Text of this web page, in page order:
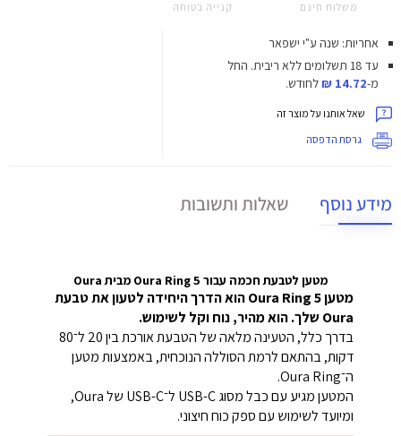
משלוח חינם קנייה בטוחה
אחריות: שנה ע"י ישפאר
עד 18 תשלומים ללא ריבית.
החל
מ-14.72 ₪ לחודש.
שאל אותנו על מוצר זה
גרסת הדפסה
מידע נוסף שאלות ותשובות
מטען לטבעת חכמה עבור Oura Ring 5 מבית Oura
מטען Oura Ring 5 הוא הדרך היחידה לטעון את טבעת
Oura שלך. הוא מהיר, נוח וקל לשימוש.
בדרך כלל, הטעינה מלאה של הטבעת אורכת בין 20 ל־80
דקות, בהתאם לרמת הסוללה הנוכחית, באמצעות מטען
ה־Oura Ring.
המטען מגיע עם כבל מסוג USB-C ל־USB-C של Oura,
ומיועד לשימוש עם ספק כוח חיצוני.